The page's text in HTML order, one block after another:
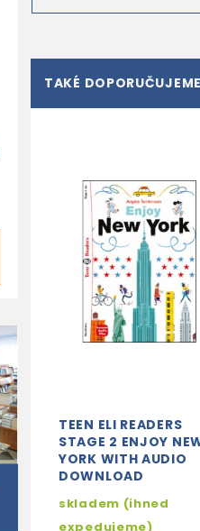
TAKÉ DOPORUČUJEME
TEEN ELI READERS
STAGE 2 ENJOY
YORK WITH AUDIO
DOWNLOAD
skladem (ihned
expedujeme)